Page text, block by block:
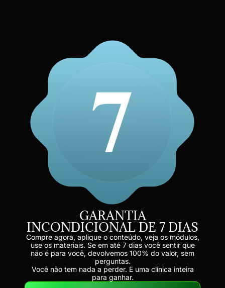
GARANTIA
INCONDICIONAL DE 7 DIAS
Compre agora, aplique o conteúdo, veja os módulos,
use os materiais. Se em até 7 dias você sentir que
não é para você, devolvemos 100% do valor, sem
perguntas.
Você não tem nada a perder. E uma clínica inteira
para ganhar.